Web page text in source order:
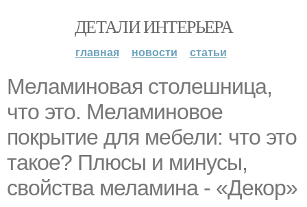
ДЕТАЛИ ИНТЕРЬЕРА
главная новости статьи
Меламиновая столешница,
что это. Меламиновое
покрытие для мебели: что это
такое? Плюсы и минусы,
свойства меламина - «Декор»